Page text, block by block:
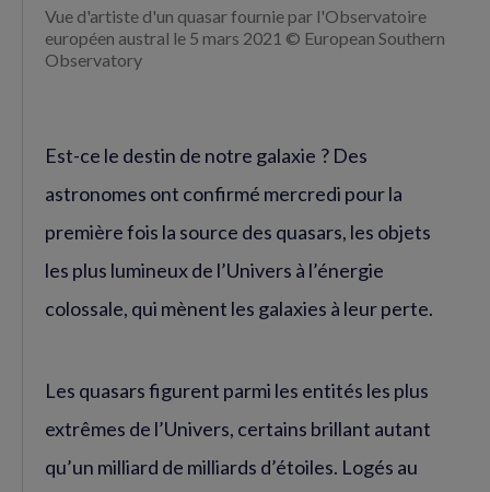
Vue d'artiste d'un quasar fournie par l'Observatoire
européen austral le 5 mars 2021 © European Southern
Observatory
Est-ce le destin de notre galaxie ? Des
astronomes ont confirmé mercredi pour la
première fois la source des quasars, les objets
les plus lumineux de l’Univers à l’énergie
colossale, qui mènent les galaxies à leur perte.
Les quasars figurent parmi les entités les plus
extrêmes de l’Univers, certains brillant autant
qu’un milliard de milliards d’étoiles. Logés au